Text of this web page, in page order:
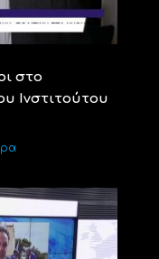
στο
Ινστιτούτου